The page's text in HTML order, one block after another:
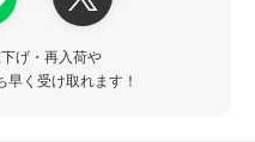
げ・再入荷や
く受け取れます！